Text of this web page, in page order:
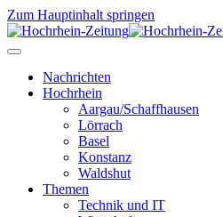
Zum Hauptinhalt springen
Nachrichten
Hochrhein
Aargau/Schaffhausen
Lörrach
Basel
Konstanz
Waldshut
Themen
Technik und IT